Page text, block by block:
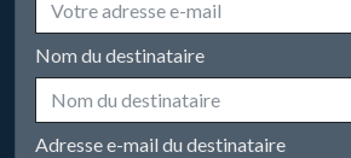
Nom du destinataire
Adresse e-mail du destinataire